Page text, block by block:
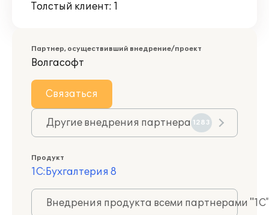
Толстый клиент: 1
Партнер, осуществивший внедрение/проект
Волгасофт
Связаться
Другие внедрения партнера 1283
Продукт
1С:Бухгалтерия 8
Внедрения продукта всеми партнерами